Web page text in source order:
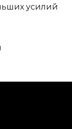
усилий